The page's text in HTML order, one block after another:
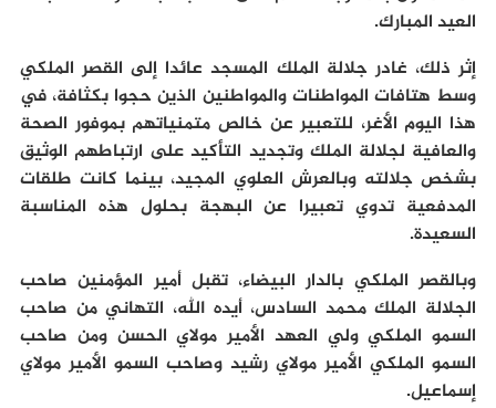
العيد المبارك.
إثر ذلك، غادر جلالة الملك المسجد عائدا إلى القصر الملكي
وسط هتافات المواطنات والمواطنين الذين حجوا بكثافة، في
هذا اليوم الأغر، للتعبير عن خالص متمنياتهم بموفور الصحة
والعافية لجلالة الملك وتجديد التأكيد على ارتباطهم الوثيق
بشخص جلالته وبالعرش العلوي المجيد، بينما كانت طلقات
المدفعية تدوي تعبيرا عن البهجة بحلول هذه المناسبة
السعيدة.
وبالقصر الملكي بالدار البيضاء، تقبل أمير المؤمنين صاحب
الجلالة الملك محمد السادس، أيده الله، التهاني من صاحب
السمو الملكي ولي العهد الأمير مولاي الحسن ومن صاحب
السمو الملكي الأمير مولاي رشيد وصاحب السمو الأمير مولاي
إسماعيل.